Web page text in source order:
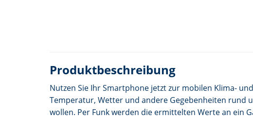
Produktbeschreibung
Nutzen Sie Ihr Smartphone jetzt zur mobilen Klima-
Temperatur, Wetter und andere Gegebenheiten rund
wollen. Per Funk werden die ermittelten Werte an ein